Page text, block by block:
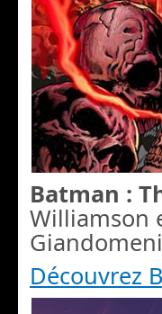
Batman :
Williamson
Découvrez